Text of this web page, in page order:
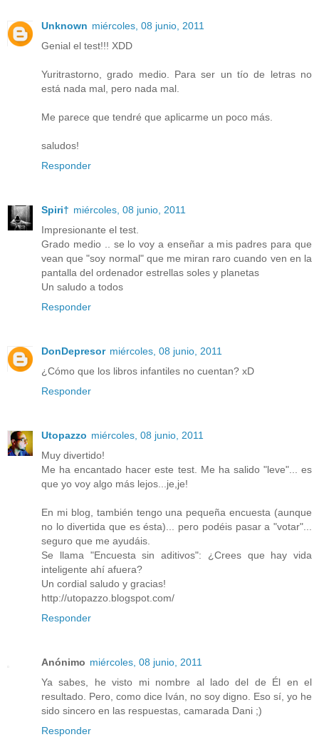
Unknown miércoles, 08 junio, 2011
Genial el test!!! XDD
Yuritrastorno, grado medio. Para ser un tío de letras no
está nada mal, pero nada mal.
Me parece que tendré que aplicarme un poco más.
saludos!
Responder
Spiri† miércoles, 08 junio, 2011
Impresionante el test.
Grado medio .. se lo voy a enseñar a mis padres para que
vean que "soy normal" que me miran raro cuando ven en la
pantalla del ordenador estrellas soles y planetas
Un saludo a todos
Responder
DonDepresor miércoles, 08 junio, 2011
¿Cómo que los libros infantiles no cuentan? xD
Responder
Utopazzo miércoles, 08 junio, 2011
Muy divertido!
Me ha encantado hacer este test. Me ha salido "leve"... es
que yo voy algo más lejos...je,je!
En mi blog, también tengo una pequeña encuesta (aunque
no lo divertida que es ésta)... pero podéis pasar a "votar"...
seguro que me ayudáis.
Se llama "Encuesta sin aditivos": ¿Crees que hay vida
inteligente ahí afuera?
Un cordial saludo y gracias!
http://utopazzo.blogspot.com/
Responder
Anónimo miércoles, 08 junio, 2011
Ya sabes, he visto mi nombre al lado del de Él en el
resultado. Pero, como dice Iván, no soy digno. Eso sí, yo he
sido sincero en las respuestas, camarada Dani ;)
Responder